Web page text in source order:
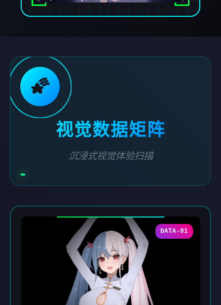
🌠
视觉数据矩阵
沉浸式视觉体验扫描
DATA-01